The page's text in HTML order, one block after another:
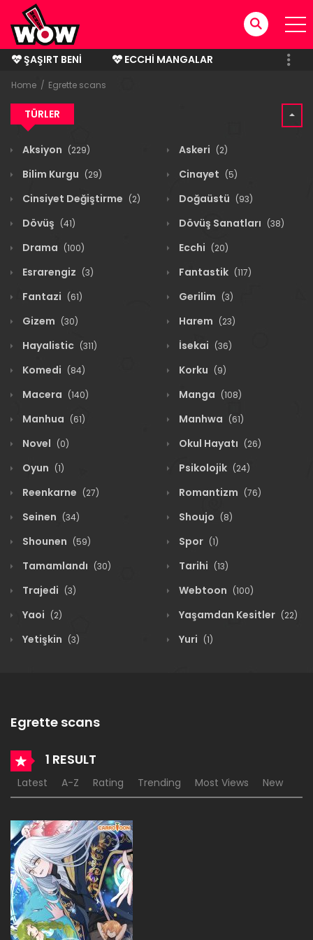
ŞAŞIRT BENI
ECCHI MANGALAR
BITMIŞ MANGALAR
Home Egrette scans
TÜRLER
Aksiyon (229) Askeri (2)
Bilim Kurgu (29) Cinayet (5)
Cinsiyet Değiştirme (2) Doğaüstü (93)
Dövüş (41) Dövüş Sanatları (38)
Drama (100) Ecchi (20)
Esrarengiz (3) Fantastik (117)
Fantazi (61) Gerilim (3)
Gizem (30) Harem (23)
Hayalistic (311) İsekai (36)
Komedi (84) Korku (9)
Macera (140) Manga (108)
Manhua (61) Manhwa (61)
Novel (0) Okul Hayatı (26)
Oyun (1) Psikolojik (24)
Reenkarne (27) Romantizm (76)
Seinen (34) Shoujo (8)
Shounen (59) Spor (1)
Tamamlandı (30) Tarihi (13)
Trajedi (3) Webtoon (100)
Yaoi (2) Yaşamdan Kesitler (22)
Yetişkin (3) Yuri (1)
Egrette scans
1 RESULT
Latest A-Z Rating Trending Most Views New